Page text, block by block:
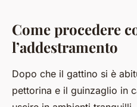
Come procedere
l’addestramento
Dopo che il gattino si è
pettorina e il guinzaglio in